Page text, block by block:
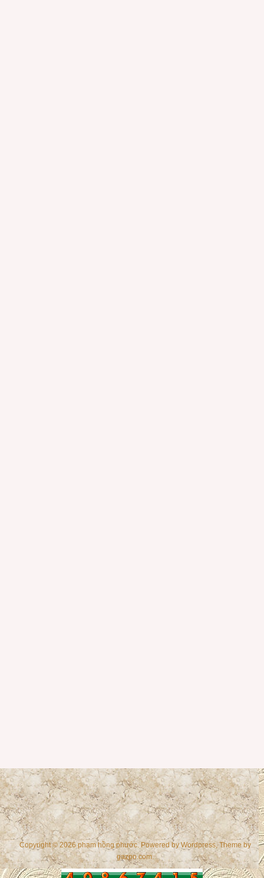
Copyright © 2026 phạm hồng phước. Powered byWordpress , Theme by
gazpo.com.